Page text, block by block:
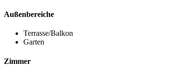
Außenbereiche
Terrasse/Balkon
Garten
Zimmer